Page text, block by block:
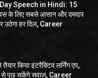
Speech in Hindi: 15
के लिए सबसे आसान और दमदार
उठेगा हर दिल, Career
तैयार किया इंटरैक्टिव लर्निंग एप,
से पूछ सकेंगे सवाल, Career